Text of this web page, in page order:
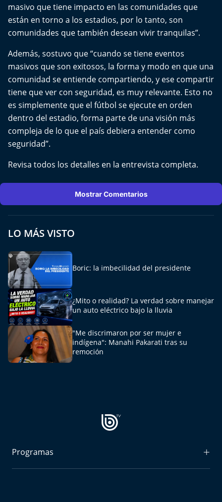
masivo que tiene impacto en las comunidades que
están en torno a los estadios, por lo tanto, son
comunidades que también desean vivir tranquilas”.
Además, sostuvo que “cuando se tiene eventos
masivos que son exitosos, la forma y modo en que una
comunidad se entiende compartiendo, y ese compartir
tiene que ver con seguridad, es muy relevante. Esto no
es simplemente que el fútbol se ejecute en orden
dentro del estadio, forma parte de una visión más
compleja de lo que el país debiera entender como
seguridad”.
Revisa todos los detalles en la entrevista completa.
Mostrar Comentarios
LO MÁS VISTO
Boric: la imbecilidad del presidente
¿Mito o realidad? La verdad sobre manejar
un auto eléctrico bajo la lluvia
"Me discrimaron por ser mujer e
indígena": Manahi Pakarati tras su
remoción
Programas